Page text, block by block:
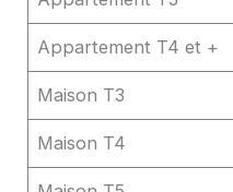
Appartement T4 et +
Maison T3
Maison T4